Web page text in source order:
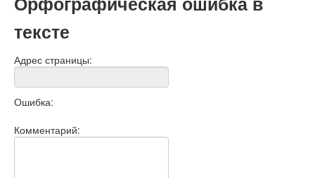
тексте
Адрес страницы:
Ошибка:
Комментарий: